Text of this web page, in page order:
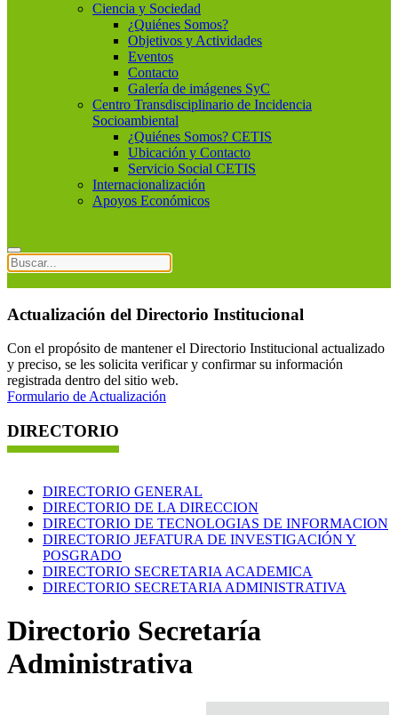
Ciencia y Sociedad
¿Quiénes Somos?
Objetivos y Actividades
Eventos
Contacto
Galería de imágenes SyC
Centro Transdisciplinario de Incidencia
Socioambiental
¿Quiénes Somos? CETIS
Ubicación y Contacto
Servicio Social CETIS
Internacionalización
Apoyos Económicos
Actualización del Directorio Institucional
Con el propósito de mantener el Directorio Institucional actualizado
y preciso, se les solicita verificar y confirmar su información
registrada dentro del sitio web.
Formulario de Actualización
DIRECTORIO
DIRECTORIO GENERAL
DIRECTORIO DE LA DIRECCION
DIRECTORIO DE TECNOLOGIAS DE INFORMACION
DIRECTORIO JEFATURA DE INVESTIGACIÓN Y
POSGRADO
DIRECTORIO SECRETARIA ACADEMICA
DIRECTORIO SECRETARIA ADMINISTRATIVA
Directorio Secretaría
Administrativa